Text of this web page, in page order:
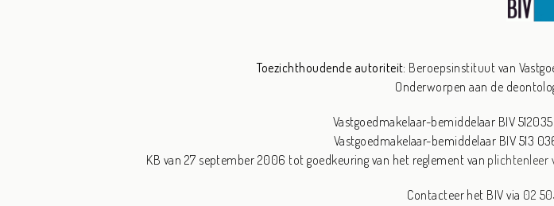
Toezichthoudende autoriteit: Beroepsinstituut van
Onderworpen aan de
Vastgoedmakelaar-bemiddelaar BIV
Vastgoedmakelaar-bemiddelaar BIV 513
KB van 27 september 2006 tot goedkeuring van het reglement van plichtenleer
Contacteer het BIV via 02